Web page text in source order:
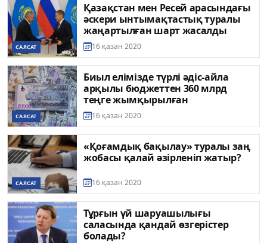
САЯСАТ
Қазақстан мен Ресей арасындағы
әскери ынтымақтастық туралы
жаңартылған шарт жасалды
16 қазан 2020
САЯСАТ
Биыл елімізде түрлі әдіс-айла
арқылы бюджеттен 360 млрд
теңге жымқырылған
16 қазан 2020
САЯСАТ
«Қоғамдық бақылау» туралы заң
жобасы қалай әзірленіп жатыр?
16 қазан 2020
Тұрғын үй шаруашылығы
саласында қандай өзгерістер
болады?